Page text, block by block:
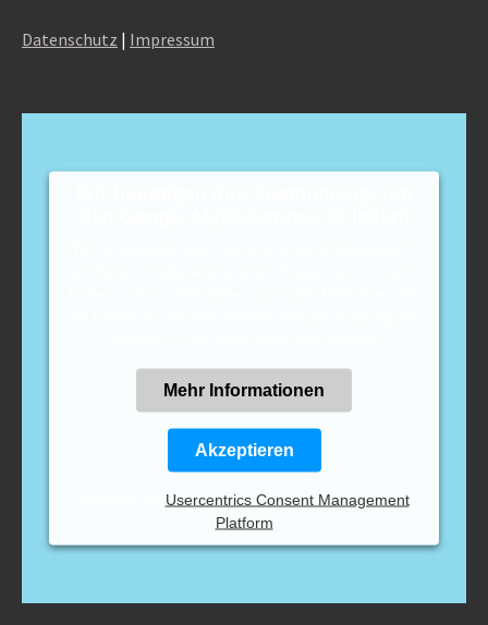
Datenschutz | Impressum
Mehr Informationen
Akzeptieren
Usercentrics Consent Management
Platform